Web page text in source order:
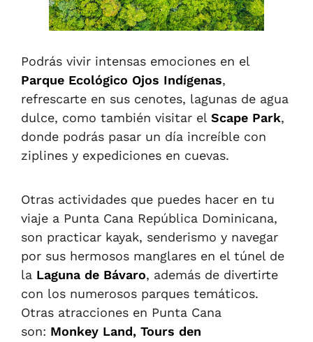
Podrás vivir intensas emociones en el
Parque Ecológico Ojos Indígenas,
refrescarte en sus cenotes, lagunas de agua
dulce, como también visitar el Scape Park,
donde podrás pasar un día increíble con
ziplines y expediciones en cuevas.
Otras actividades que puedes hacer en tu
viaje a Punta Cana República Dominicana,
son practicar kayak, senderismo y navegar
por sus hermosos manglares en el túnel de
la Laguna de Bávaro, además de divertirte
con los numerosos parques temáticos.
Otras atracciones en Punta Cana
son: Monkey Land, Tours den